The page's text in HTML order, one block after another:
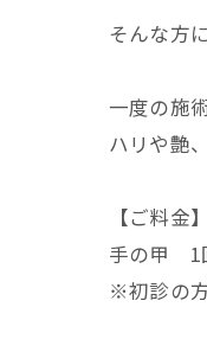
そんな方
一度の施
ハリや艶
【ご料金】
手の甲 1
※初診の